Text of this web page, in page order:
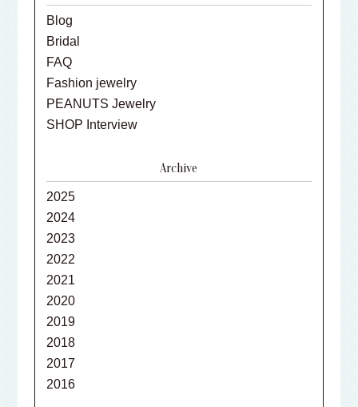
Blog
Bridal
FAQ
Fashion jewelry
PEANUTS Jewelry
SHOP Interview
Archive
2025
2024
2023
2022
2021
2020
2019
2018
2017
2016